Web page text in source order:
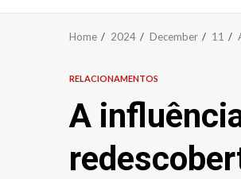
Home 2024 December 11
RELACIONAMENTOS
A